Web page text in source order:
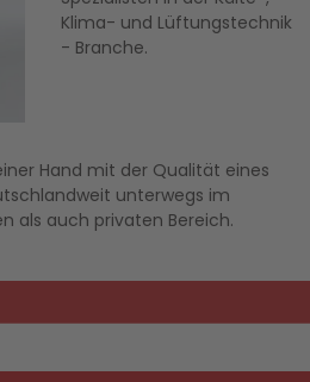
Klima- und Lüftungstechnik
- Branche.
Hand mit der Qualität eines
unterwegs im
als auch privaten Bereich.